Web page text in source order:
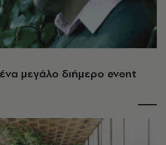
μεγάλο διήμερο event